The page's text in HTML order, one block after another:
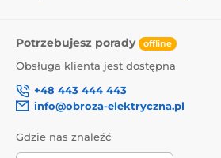
Potrzebujesz porady offline
Obsługa klienta jest dostępna
+48 443 444 443
info@obroza-elektryczna.pl
Gdzie nas znaleźć